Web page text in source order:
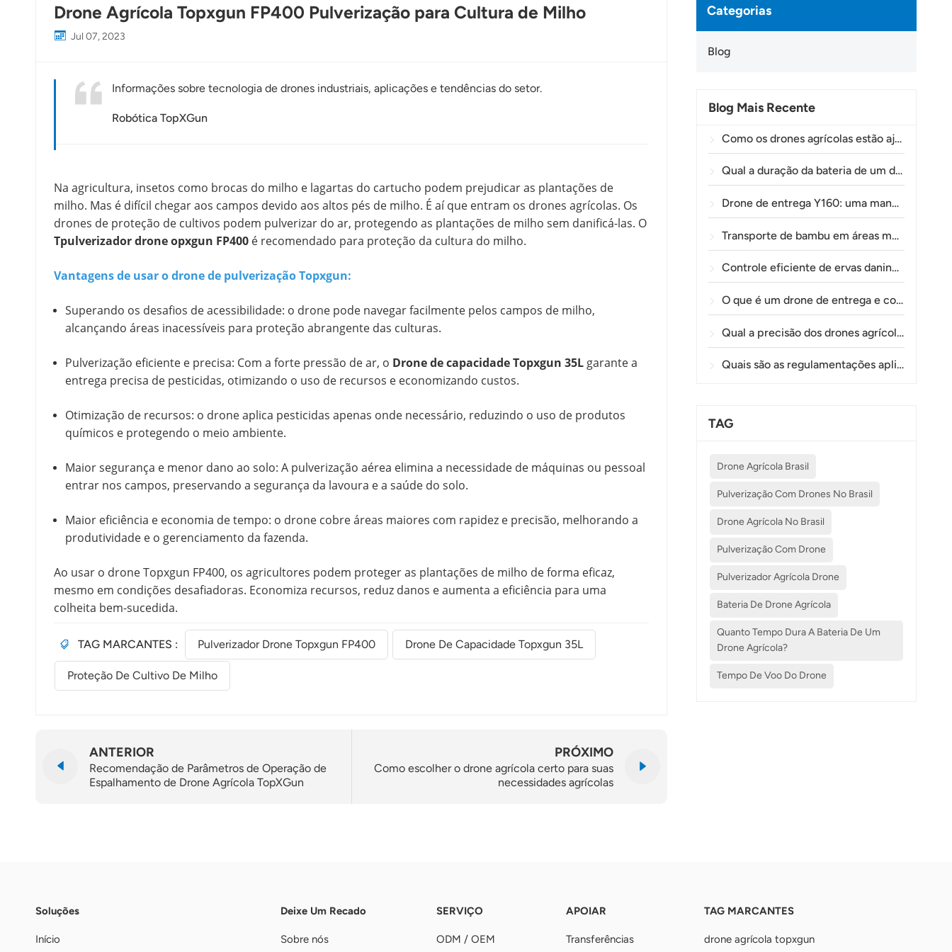
Categorias
Blog
Blog Mais Recente
Como os drones agrícolas estão ajudando os agricultores brasileiros a aprimorar as operações de pulverização de lavouras.
Qual a duração da bateria de um drone agrícola?
Drone de entrega Y160: uma maneira mais segura e eficiente de transportar materiais para torres de energia em terrenos montanhosos.
Transporte de bambu em áreas montanhosas: como a TOLXGUN Y160 abre uma nova rota da floresta ao ponto de coleta.
Controle eficiente de ervas daninhas pré-emergentes em trigo com o drone agrícola A80
O que é um drone de entrega e como funciona a entrega por drone?
Qual a precisão dos drones agrícolas na pulverização e monitoramento de plantações?
Quais são as regulamentações aplicáveis ​​ao uso de drones na agricultura em diferentes países?
TAG
Drone Agrícola Brasil
Pulverização Com Drones No Brasil
Drone Agrícola No Brasil
Pulverização Com Drone
Pulverizador Agrícola Drone
Bateria De Drone Agrícola
Quanto Tempo Dura A Bateria De Um
Drone Agrícola?
Tempo De Voo Do Drone
Drone Agrícola Topxgun FP400 Pulverização para Cultura de Milho
Jul 07, 2023
Informações sobre tecnologia de drones industriais, aplicações e tendências do setor.
Robótica TopXGun
Na agricultura, insetos como brocas do milho e lagartas do cartucho podem prejudicar as plantações de
milho. Mas é difícil chegar aos campos devido aos altos pés de milho. É aí que entram os drones agrícolas. Os
drones de proteção de cultivos podem pulverizar do ar, protegendo as plantações de milho sem danificá-las. O
Tpulverizador drone opxgun FP400é recomendado para proteção da cultura do milho.
Vantagens de usar o drone de pulverização Topxgun:
Superando os desafios de acessibilidade: o drone pode navegar facilmente pelos campos de milho,
alcançando áreas inacessíveis para proteção abrangente das culturas.
Pulverização eficiente e precisa: Com a forte pressão de ar, o Drone de capacidade Topxgun 35Lgarante a
entrega precisa de pesticidas, otimizando o uso de recursos e economizando custos.
Otimização de recursos: o drone aplica pesticidas apenas onde necessário, reduzindo o uso de produtos
químicos e protegendo o meio ambiente.
Maior segurança e menor dano ao solo: A pulverização aérea elimina a necessidade de máquinas ou pessoal
entrar nos campos, preservando a segurança da lavoura e a saúde do solo.
Maior eficiência e economia de tempo: o drone cobre áreas maiores com rapidez e precisão, melhorando a
produtividade e o gerenciamento da fazenda.
Ao usar o drone Topxgun FP400, os agricultores podem proteger as plantações de milho de forma eficaz,
mesmo em condições desafiadoras. Economiza recursos, reduz danos e aumenta a eficiência para uma
colheita bem-sucedida.
TAG MARCANTES : Pulverizador Drone Topxgun FP400 Drone De Capacidade Topxgun 35L
Proteção De Cultivo De Milho
ANTERIOR
Recomendação de Parâmetros de Operação de
Espalhamento de Drone Agrícola TopXGun
PRÓXIMO
Como escolher o drone agrícola certo para suas
necessidades agrícolas
Soluções
Início
Deixe Um Recado
Sobre nós
SERVIÇO
ODM / OEM
APOIAR
Transferências
TAG MARCANTES
drone agrícola topxgun